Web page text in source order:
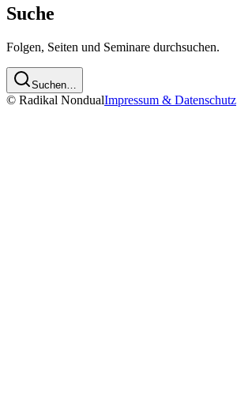
Suche
Folgen, Seiten und Seminare durchsuchen.
Suchen…
© Radikal NondualImpressum & Datenschutz